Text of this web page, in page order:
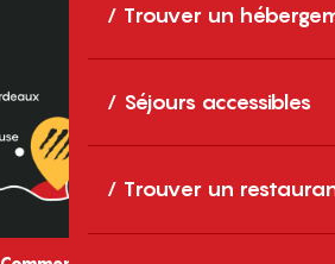
Trouver un
Séjours accessibles
Trouver un